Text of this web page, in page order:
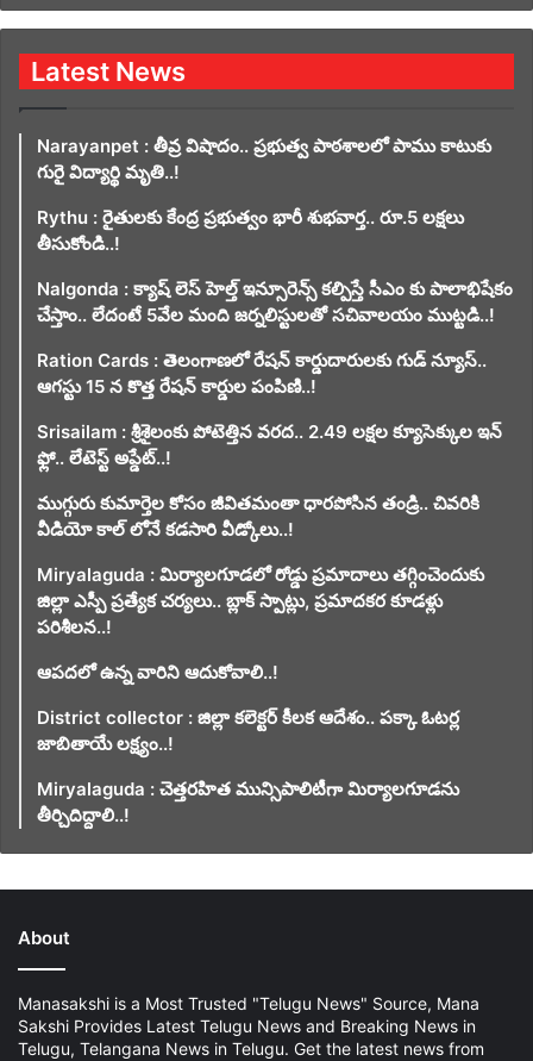
Latest News
Narayanpet : తీవ్ర విషాదం.. ప్రభుత్వ పాఠశాలలో పాము కాటుకు
గురై విద్యార్థి మృతి..!
Rythu : రైతులకు కేంద్ర ప్రభుత్వం భారీ శుభవార్త.. రూ.5 లక్షలు
తీసుకోండి..!
Nalgonda : క్యాష్ లెస్ హెల్త్ ఇన్సూరెన్స్ కల్పిస్తే సీఎం కు పాలాభిషేకం
చేస్తాం.. లేదంటే 5వేల మంది జర్నలిస్టులతో సచివాలయం ముట్టడి..!
Ration Cards : తెలంగాణలో రేషన్ కార్డుదారులకు గుడ్ న్యూస్..
ఆగస్టు 15 న కొత్త రేషన్ కార్డుల పంపిణి..!
Srisailam : శ్రీశైలంకు పోటెత్తిన వరద.. 2.49 లక్షల క్యూసెక్కుల ఇన్
ఫ్లో.. లేటెస్ట్ అప్డేట్..!
ముగ్గురు కుమార్తెల కోసం జీవితమంతా ధారపోసిన తండ్రి.. చివరికి
వీడియో కాల్ లోనే కడసారి వీడ్కోలు..!
Miryalaguda : మిర్యాలగూడలో రోడ్డు ప్రమాదాలు తగ్గించెందుకు
జిల్లా ఎస్పీ ప్రత్యేక చర్యలు.. బ్లాక్ స్పాట్లు, ప్రమాదకర కూడళ్లు
పరిశీలన..!
ఆపదలో ఉన్న వారిని ఆదుకోవాలి..!
District collector : జిల్లా కలెక్టర్ కీలక ఆదేశం.. పక్కా ఓటర్ల
జాబితాయే లక్ష్యం..!
Miryalaguda : చెత్తరహిత మున్సిపాలిటీగా మిర్యాలగూడను
తీర్చిదిద్దాలి..!
About
Manasakshi is a Most Trusted "Telugu News" Source, Mana
Sakshi Provides Latest Telugu News and Breaking News in
Telugu, Telangana News in Telugu. Get the latest news from